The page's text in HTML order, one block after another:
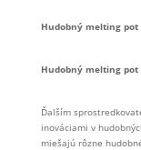
Hudobný melting pot
Hudobný melting pot
Ďalším
inováciami v
miešajú rôzne